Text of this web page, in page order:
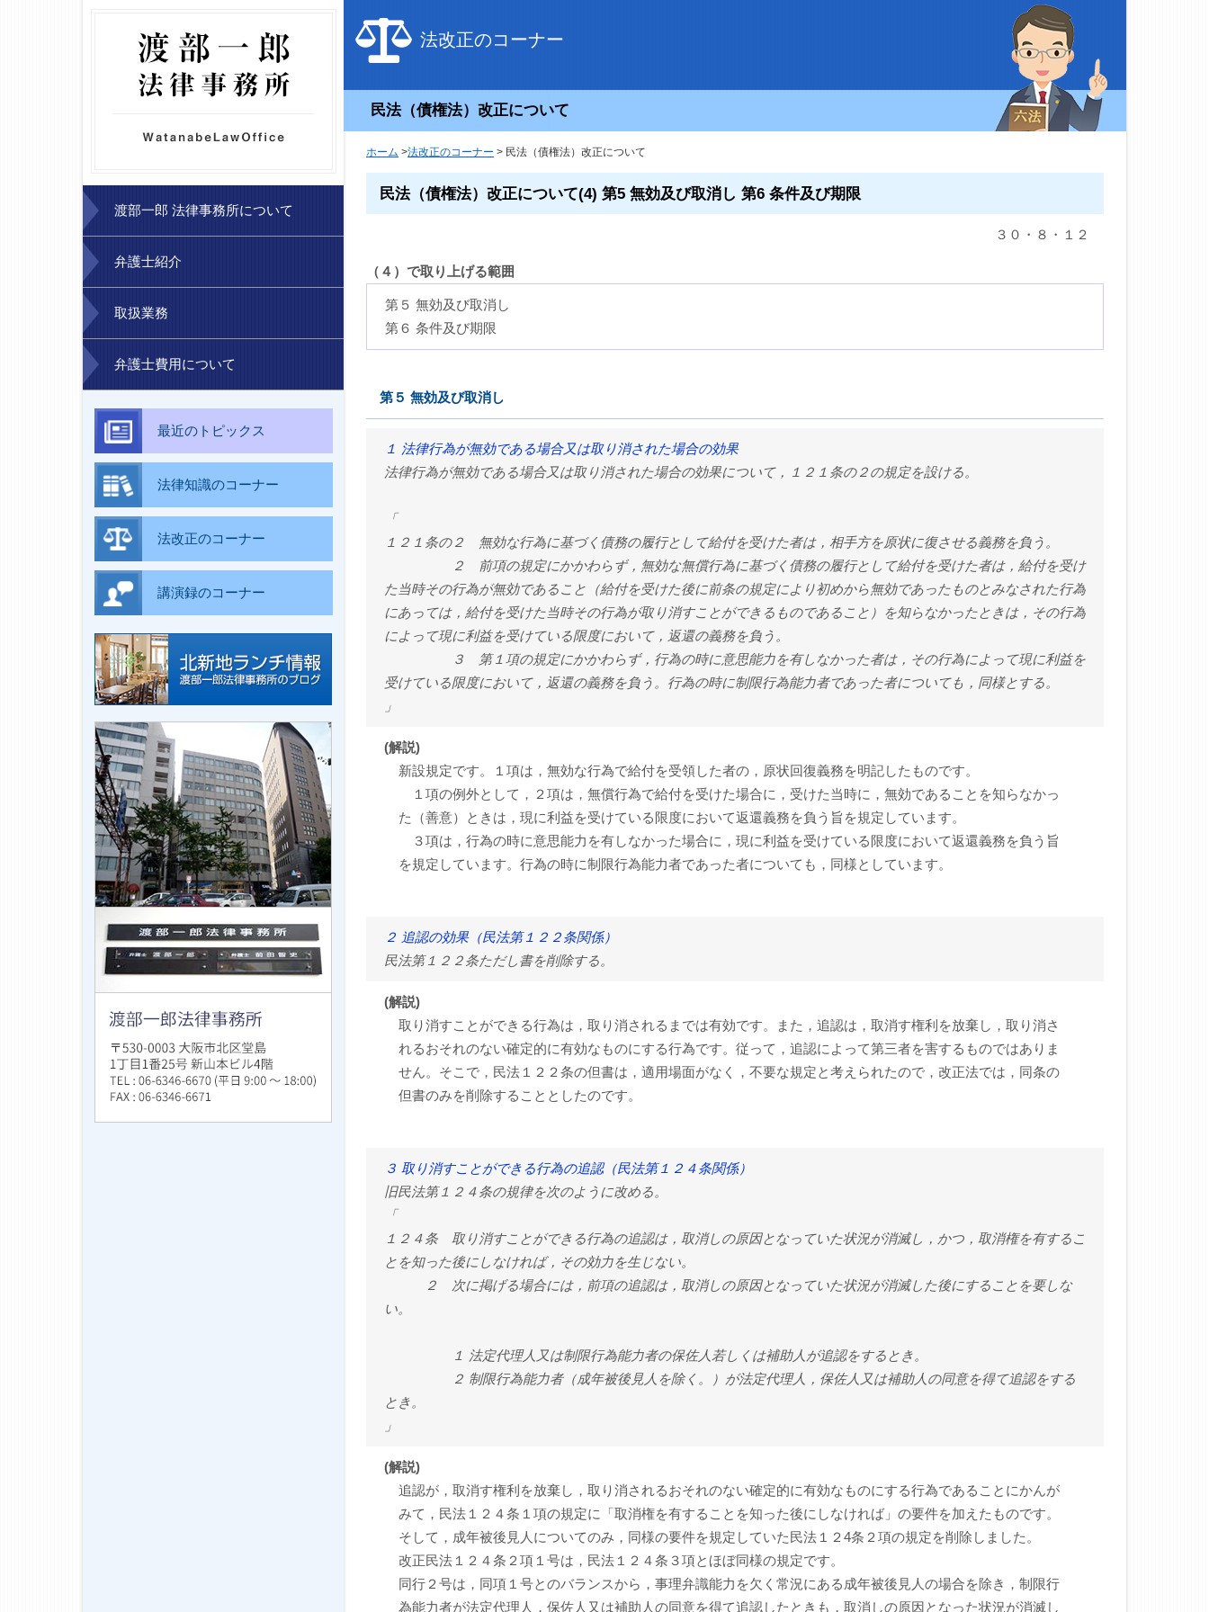
渡部一郎 法律事務所について
弁護士紹介
取扱業務
弁護士費用について
最近のトピックス
法律知識のコーナー
法改正のコーナー
講演録のコーナー
法改正のコーナー
民法（債権法）改正について
ホーム >法改正のコーナー > 民法（債権法）改正について
民法（債権法）改正について(4) 第5 無効及び取消し 第6 条件及び期限
３０・８・１２
（４）で取り上げる範囲
第５ 無効及び取消し
第６ 条件及び期限
第５ 無効及び取消し
１ 法律行為が無効である場合又は取り消された場合の効果
法律行為が無効である場合又は取り消された場合の効果について，１２１条の２の規定を設ける。
「
１２１条の２ 無効な行為に基づく債務の履行として給付を受けた者は，相手方を原状に復させる義務を負う。
２ 前項の規定にかかわらず，無効な無償行為に基づく債務の履行として給付を受けた者は，給付を受け
た当時その行為が無効であること（給付を受けた後に前条の規定により初めから無効であったものとみなされた行為
にあっては，給付を受けた当時その行為が取り消すことができるものであること）を知らなかったときは，その行為
によって現に利益を受けている限度において，返還の義務を負う。
３ 第１項の規定にかかわらず，行為の時に意思能力を有しなかった者は，その行為によって現に利益を
受けている限度において，返還の義務を負う。行為の時に制限行為能力者であった者についても，同様とする。
」
(解説)
新設規定です。１項は，無効な行為で給付を受領した者の，原状回復義務を明記したものです。
１項の例外として，２項は，無償行為で給付を受けた場合に，受けた当時に，無効であることを知らなかっ
た（善意）ときは，現に利益を受けている限度において返還義務を負う旨を規定しています。
３項は，行為の時に意思能力を有しなかった場合に，現に利益を受けている限度において返還義務を負う旨
を規定しています。行為の時に制限行為能力者であった者についても，同様としています。
２ 追認の効果（民法第１２２条関係）
民法第１２２条ただし書を削除する。
(解説)
取り消すことができる行為は，取り消されるまでは有効です。また，追認は，取消す権利を放棄し，取り消さ
れるおそれのない確定的に有効なものにする行為です。従って，追認によって第三者を害するものではありま
せん。そこで，民法１２２条の但書は，適用場面がなく，不要な規定と考えられたので，改正法では，同条の
但書のみを削除することとしたのです。
３ 取り消すことができる行為の追認（民法第１２４条関係）
旧民法第１２４条の規律を次のように改める。
「
１２４条 取り消すことができる行為の追認は，取消しの原因となっていた状況が消滅し，かつ，取消権を有するこ
とを知った後にしなければ，その効力を生じない。
２ 次に掲げる場合には，前項の追認は，取消しの原因となっていた状況が消滅した後にすることを要しな
い。
１ 法定代理人又は制限行為能力者の保佐人若しくは補助人が追認をするとき。
２ 制限行為能力者（成年被後見人を除く。）が法定代理人，保佐人又は補助人の同意を得て追認をする
とき。
」
(解説)
追認が，取消す権利を放棄し，取り消されるおそれのない確定的に有効なものにする行為であることにかんが
みて，民法１２４条１項の規定に「取消権を有することを知った後にしなければ」の要件を加えたものです。
そして，成年被後見人についてのみ，同様の要件を規定していた民法１２4条２項の規定を削除しました。
改正民法１２４条２項１号は，民法１２４条３項とほぼ同様の規定です。
同行２号は，同項１号とのバランスから，事理弁識能力を欠く常況にある成年被後見人の場合を除き，制限行
為能力者が法定代理人，保佐人又は補助人の同意を得て追認したときも，取消しの原因となった状況が消滅し